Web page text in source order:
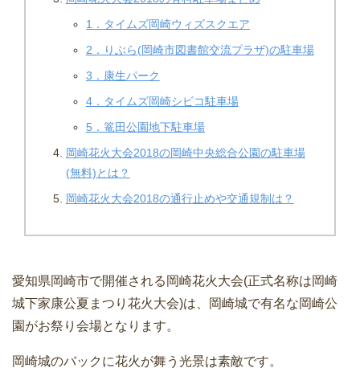
1．タイムズ岡崎ウィズスクエア
2．りぶら(岡崎市図書館交流プラザ)の駐車場
3．康生パーク
4．タイムズ岡崎シビコ駐車場
5．篭田公園地下駐車場
岡崎花火大会2018の岡崎中央総合公園の駐車場
(無料)とは？
岡崎花火大会2018の通行止めや交通規制は？
愛知県岡崎市で開催される岡崎花火大会(正式名称は岡崎
城下家康公夏まつり花火大会)は、岡崎城で有名な岡崎公
園がお祭り会場となります。
岡崎城のバックに花火が舞う光景は素敵です。